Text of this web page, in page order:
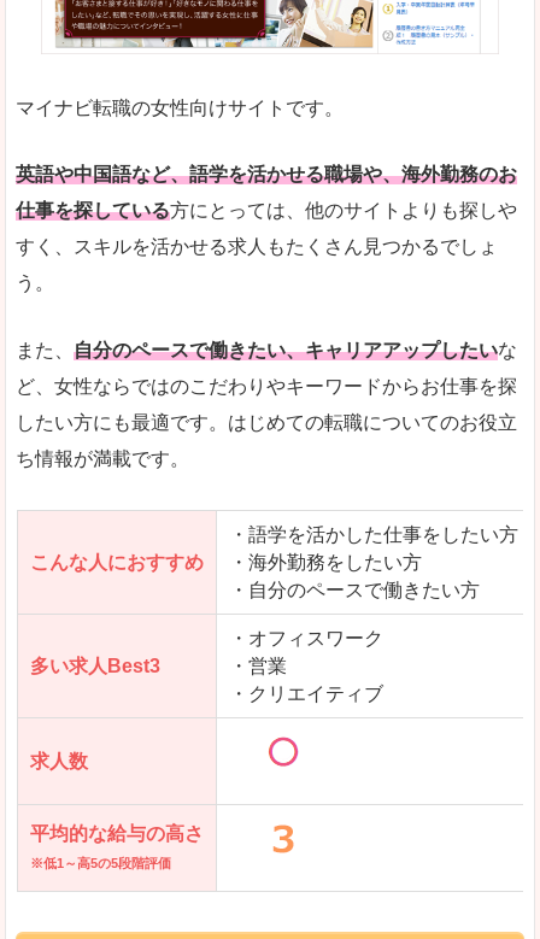
はじめての転職や、転職活動において不安や心配
自分でうまく仕事を探せなくても、会員登録をす
人気度 「エン転職」全体として、会員数がとても多い印
多少検索しづらいのですが、掲載情報はパッと目
「エン転職ウーマン」で「肝属郡南大隅町」の
マイナビ転職の女性向けサイトです。
英語や中国語など、語学を活かせる職場や、海外勤務のお
仕事を探している方にとっては、他のサイトよりも探しや
すく、スキルを活かせる求人もたくさん見つかるでしょ
う。
また、 自分のペースで働きたい、キャリアアップしたいな
ど、女性ならではのこだわりやキーワードからお仕事を探
したい方にも最適です。はじめての転職についてのお役立
ち情報が満載です。
こんな人におすすめ
・語学を活かした仕事をしたい方
・海外勤務をしたい方
・自分のペースで働きたい方
多い求人Best3
・オフィスワーク
・営業
・クリエイティブ
求人数
平均的な給与の高さ
※低1～高5の5段階評価